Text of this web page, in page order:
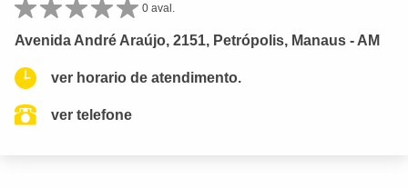
0 aval.
Avenida André Araújo, 2151, Petrópolis, Manaus - AM
ver horario de atendimento.
ver telefone